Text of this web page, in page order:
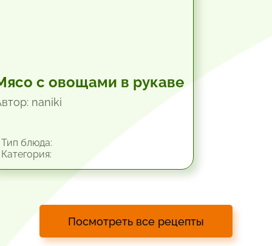
с овощами в рукаве
naniki
блюда:
Посмотреть все рецепты